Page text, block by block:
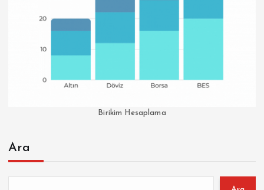
Birikim Hesaplama
Ara